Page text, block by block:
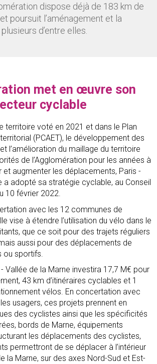
dispose déjà de 183 km de
poursuit l’aménagement et la
d’entre elles.
met en œuvre son
cyclable
territoire voté en 2021 et dans le Plan
(PCAET), le développement des
l’amélioration du maillage du territoire
de l’Agglomération pour les années à
et augmenter les déplacements, Paris -
a adopté sa stratégie cyclable, au Conseil
10 février 2022.
avec les 12 communes de
vise à étendre l’utilisation du vélo dans le
que ce soit pour des trajets réguliers
aussi pour des déplacements de
ou sportifs.
- Vallée de la Marne investira 17,7 M€ pour
43 km d’itinéraires cyclables et 1
vélos. En concertation avec
usagers, ces projets prennent en
des cyclistes ainsi que les spécificités
bords de Marne, équipements
les déplacements des cyclistes,
permettront de se déplacer à l’intérieur
la Marne, sur des axes Nord-Sud et Est-